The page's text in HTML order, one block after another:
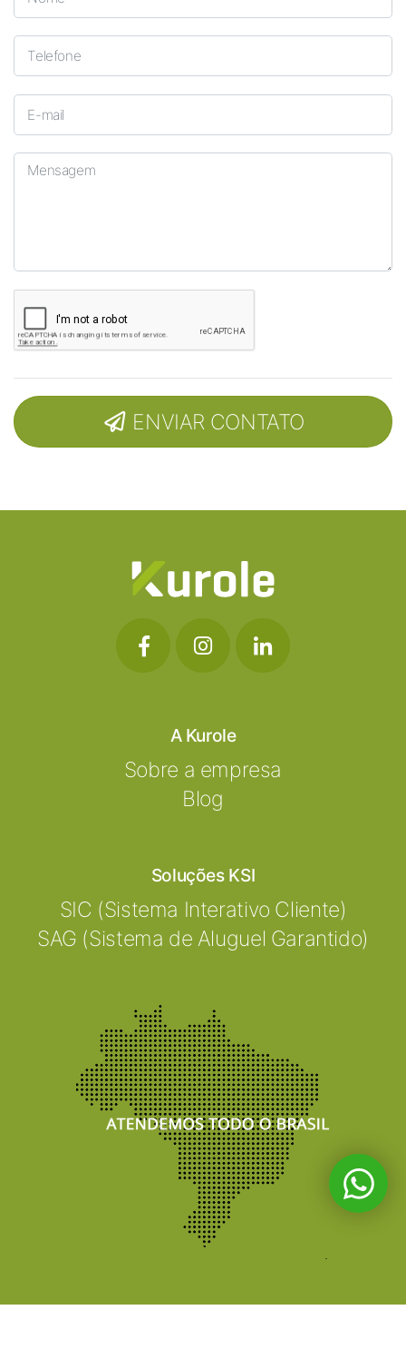
ENVIAR CONTATO
A Kurole
Sobre a empresa
Blog
Soluções KSI
SIC (Sistema Interativo Cliente)
SAG (Sistema de Aluguel Garantido)